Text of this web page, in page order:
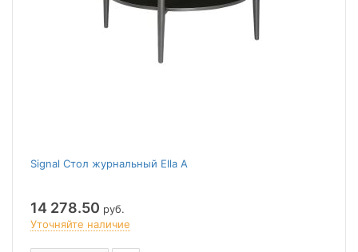
Signal Стол журнальный Ella A
14 278.50 руб.
Уточняйте наличие